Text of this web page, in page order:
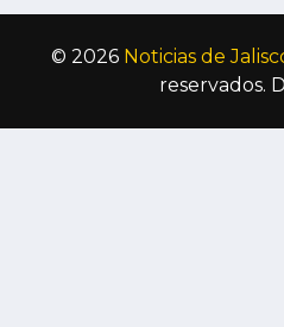
© 2026 Noticias de
reservados.